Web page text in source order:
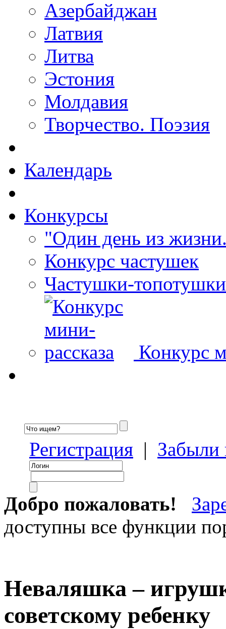
Азербайджан
Латвия
Литва
Эстония
Молдавия
Творчество. Поэзия
Календарь
Конкурсы
"Один день из
Конкурс частушек
Частушки-топотушки
Конкурс
Регистрация | Забыли
Добро пожаловать!
доступны все функции
Неваляшка –
советскому ребенку